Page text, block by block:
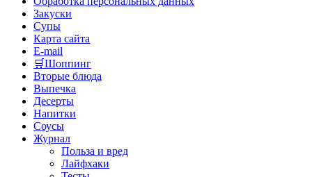
Закуски
Супы
Карта сайта
E-mail
🛒Шоппинг
Вторые блюда
Выпечка
Десерты
Напитки
Соусы
Журнал
Польза и вред
Лайфхаки